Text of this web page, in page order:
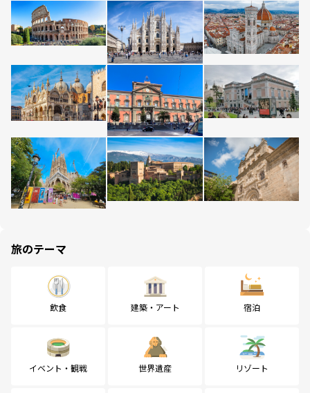
旅のテーマ
飲食 建築・アート 宿泊
イベント・観戦 世界遺産 リゾート